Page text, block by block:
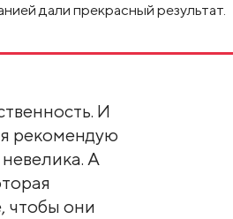
дали прекрасный результат.
И
рекомендую
А
чтобы они